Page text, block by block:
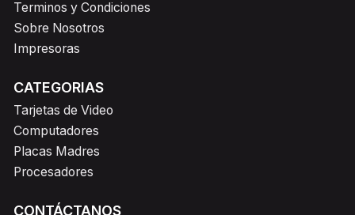
Terminos y Condiciones
Sobre Nosotros
Impresoras
CATEGORIAS
Tarjetas de Video
Computadores
Placas Madres
Procesadores
CONTÁCTANOS